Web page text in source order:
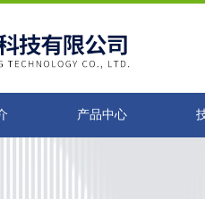
产品中心